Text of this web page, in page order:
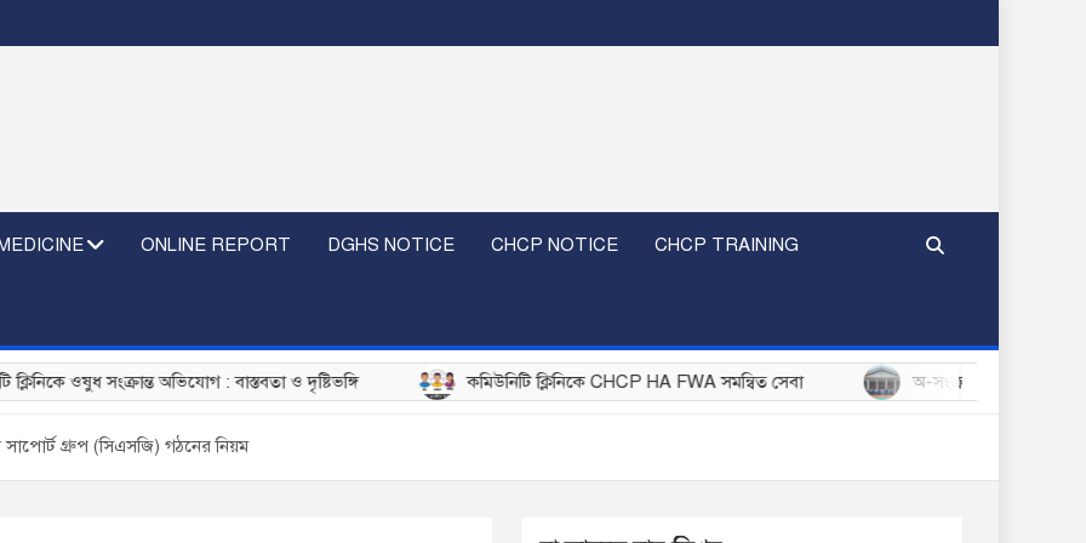
ONLINE REPORT DGHS NOTICE CHCP NOTICE CHCP TRAINING
সংক্রান্ত অভিযোগ : বাস্তবতা ও দৃষ্টিভঙ্গি কমিউনিটি ক্লিনিকে CHCP HA FWA সমন্বিত সেবা অ-সংক্রামক রোগ (NCD) প্রতিরোধ ও
সাপোর্ট গ্রুপ (সিএসজি) গঠনের নিয়ম